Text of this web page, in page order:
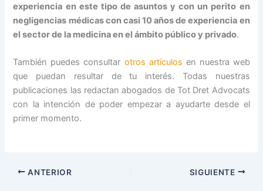
experiencia en este tipo de asuntos y con un perito en
negligencias médicas con casi 10 años de experiencia en
el sector de la medicina en el ámbito público y privado.
También puedes consultar otros artículos en nuestra web
que puedan resultar de tu interés. Todas nuestras
publicaciones las redactan abogados de Tot Dret Advocats
con la intención de poder empezar a ayudarte desde el
primer momento.
ANTERIOR SIGUIENTE